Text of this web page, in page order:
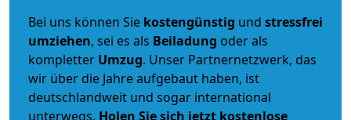
Bei uns können Sie kostengünstig und stressfrei
umziehen, sei es als Beiladung oder als
kompletter Umzug. Unser Partnernetzwerk, das
wir über die Jahre aufgebaut haben, ist
deutschlandweit und sogar international
unterwegs. Holen Sie sich jetzt kostenlose